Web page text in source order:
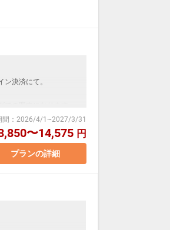
決済にて。
間 ： 2026/4/1 ~2027/3/31
〜14,575 円
プランの詳細